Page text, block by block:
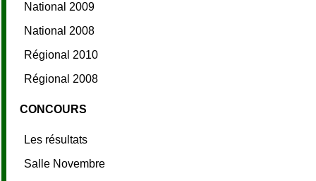
National 2009
National 2008
Régional 2010
Régional 2008
CONCOURS
Les résultats
Salle Novembre